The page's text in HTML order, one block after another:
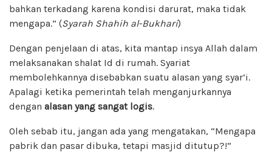
bahkan terkadang karena kondisi darurat, maka tidak
mengapa.” (Syarah Shahih al-Bukhari)
Dengan penjelaan di atas, kita mantap insya Allah dalam
melaksanakan shalat Id di rumah. Syariat
membolehkannya disebabkan suatu alasan yang syar’i.
Apalagi ketika pemerintah telah menganjurkannya
dengan alasan yang sangat logis.
Oleh sebab itu, jangan ada yang mengatakan, “Mengapa
pabrik dan pasar dibuka, tetapi masjid ditutup?!”